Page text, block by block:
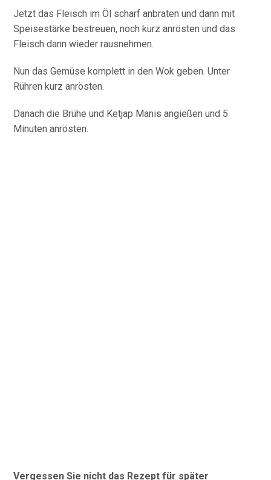
Jetzt das Fleisch im Öl scharf anbraten und dann mit
Speisestärke bestreuen, noch kurz anrösten und das
Fleisch dann wieder rausnehmen.
Nun das Gemüse komplett in den Wok geben. Unter
Rühren kurz anrösten.
Danach die Brühe und Ketjap Manis angießen und 5
Minuten anrösten.
Vergessen Sie nicht das Rezept für später